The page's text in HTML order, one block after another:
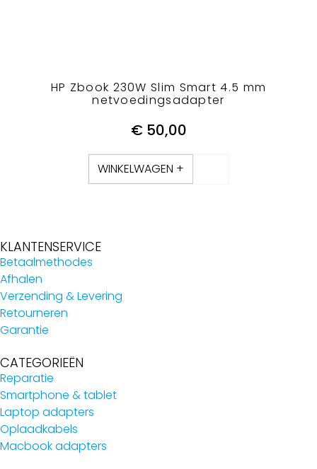
HP Zbook 230W Slim Smart 4.5 mm
netvoedingsadapter
€50,00
WINKELWAGEN +
KLANTENSERVICE
Betaalmethodes
Afhalen
Verzending & Levering
Retourneren
Garantie
CATEGORIEËN
Reparatie
Smartphone & tablet
Laptop adapters
Oplaadkabels
Macbook adapters